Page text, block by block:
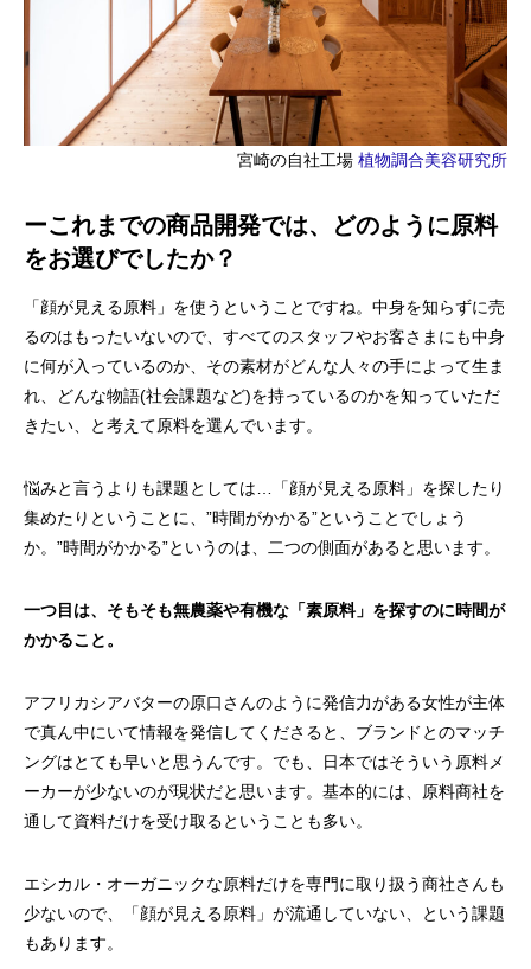
宮崎の自社工場 植物調合美容研究所
ーこれまでの商品開発では、どのように原料
をお選びでしたか？
「顔が見える原料」を使うということですね。中身を知らずに売
るのはもったいないので、すべてのスタッフやお客さまにも中身
に何が入っているのか、その素材がどんな人々の手によって生ま
れ、どんな物語(社会課題など)を持っているのかを知っていただ
きたい、と考えて原料を選んでいます。
悩みと言うよりも課題としては…「顔が見える原料」を探したり
集めたりということに、”時間がかかる”ということでしょう
か。”時間がかかる”というのは、二つの側面があると思います。
一つ目は、そもそも無農薬や有機な「素原料」を探すのに時間が
かかること。
アフリカシアバターの原口さんのように発信力がある女性が主体
で真ん中にいて情報を発信してくださると、ブランドとのマッチ
ングはとても早いと思うんです。でも、日本ではそういう原料メ
ーカーが少ないのが現状だと思います。基本的には、原料商社を
通して資料だけを受け取るということも多い。
エシカル・オーガニックな原料だけを専門に取り扱う商社さんも
少ないので、「顔が見える原料」が流通していない、という課題
もあります。